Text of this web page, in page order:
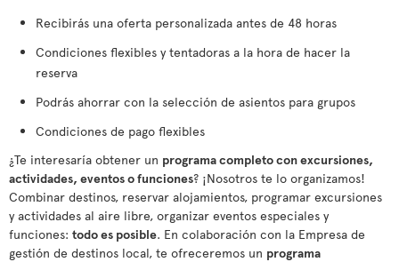
Recibirás una oferta personalizada antes de 48 horas
Condiciones flexibles y tentadoras a la hora de hacer la
reserva
Podrás ahorrar con la selección de asientos para grupos
Condiciones de pago flexibles
¿Te interesaría obtener un programa completo con excursiones,
actividades, eventos o funciones? ¡Nosotros te lo organizamos!
Combinar destinos, reservar alojamientos, programar excursiones
y actividades al aire libre, organizar eventos especiales y
funciones: todo es posible. En colaboración con la Empresa de
gestión de destinos local, te ofreceremos un programa